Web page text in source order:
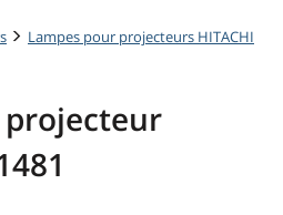
Lampes pour projecteurs HITACHI
projecteur